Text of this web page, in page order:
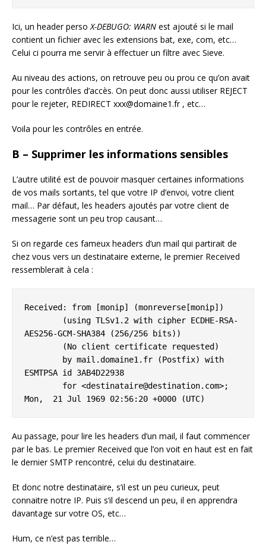
Ici, un header persoX-DEBUGO: WARN est ajouté si le mail
contient un fichier avec les extensions bat, exe, com, etc…
Celui ci pourra me servir à effectuer un filtre avec Sieve.
Au niveau des actions, on retrouve peu ou prou ce qu’on avait
pour les contrôles d’accès. On peut donc aussi utiliser REJECT
pour le rejeter, REDIRECT xxx@domaine1.fr , etc…
Voila pour les contrôles en entrée.
B – Supprimer les informations sensibles
L’autre utilité est de pouvoir masquer certaines informations
de vos mails sortants, tel que votre IP d’envoi, votre client
mail… Par défaut, les headers ajoutés par votre client de
messagerie sont un peu trop causant…
Si on regarde ces fameux headers d’un mail qui partirait de
chez vous vers un destinataire externe, le premier Received
ressemblerait à cela :
Received: from [monip] (monreverse[monip])
AES256-GCM-SHA384 (256/256 bits))
ESMTPSA id 3AB4D22938
Mon,  21 Jul 1969 02:56:20 +0000 (UTC)
Au passage, pour lire les headers d’un mail, il faut commencer
par le bas. Le premier Received que l’on voit en haut est en fait
le dernier SMTP rencontré, celui du destinataire.
Et donc notre destinataire, s’il est un peu curieux, peut
connaitre notre IP. Puis s’il descend un peu, il en apprendra
davantage sur votre OS, etc…
Hum, ce n’est pas terrible…